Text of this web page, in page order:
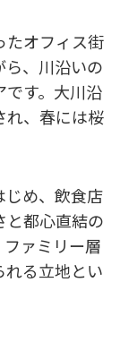
たオフィス街
、川沿いの
す。大川沿
れ、春には桜
じめ、飲食店
と都心直結の
ァミリー層
る立地とい